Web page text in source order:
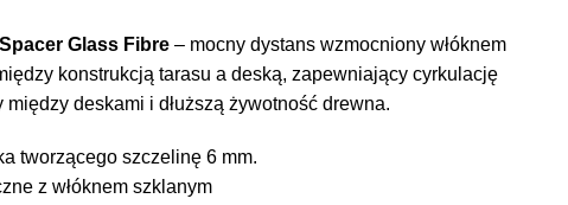
Glass Fibre – mocny dystans wzmocniony włóknem
konstrukcją tarasu a deską, zapewniający cyrkulację
deskami i dłuższą żywotność drewna.
tworzącego szczelinę 6 mm.
z włóknem szklanym